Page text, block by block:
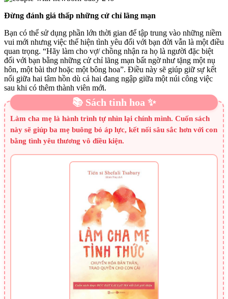
Đừng đánh giá thấp những cử chỉ lãng mạn
Bạn có thể sử dụng phần lớn thời gian để tập trung vào những niềm
vui mới nhưng việc thể hiện tình yêu đối với bạn đời vẫn là một điều
quan trọng. “Hãy làm cho vợ/ chồng nhận ra họ là người đặc biệt
đối với bạn bằng những cử chỉ lãng mạn bất ngờ như tặng một nụ
hôn, một bài thơ hoặc một bông hoa”. Điều này sẽ giúp giữ sự kết
nối giữa hai tâm hồn dù cả hai đang ngập giữa một núi công việc
sau khi có thêm thành viên mới.
📚 Sách tinh hoa ✨
Làm cha mẹ là hành trình tự nhìn lại chính mình. Cuốn sách
này sẽ giúp ba mẹ buông bỏ áp lực, kết nối sâu sắc hơn với con
bằng tình yêu thương vô điều kiện.